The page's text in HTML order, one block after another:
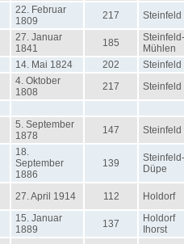
22. Februar
1809
217 Steinfeld
27. Januar
1841
185
Steinfeld-
Mühlen
14. Mai 1824 202
Steinfeld
4. Oktober
1808
217
Steinfeld
5. September
1878
147 Steinfeld
18.
September
1886
139
Steinfeld-
Düpe
27. April 1914 112 Holdorf
15. Januar
1889
137
Holdorf
Ihorst